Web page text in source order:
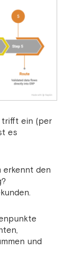
trifft ein (per
es
erkennt den
und